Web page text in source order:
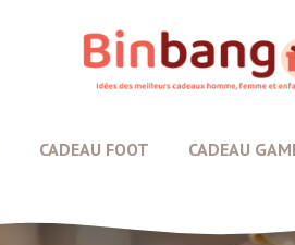
CADEAU FOOT CADEAU